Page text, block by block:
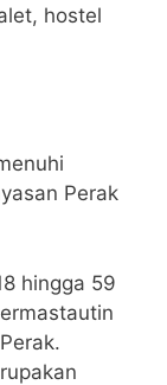
hostel
Perak
hingga 59